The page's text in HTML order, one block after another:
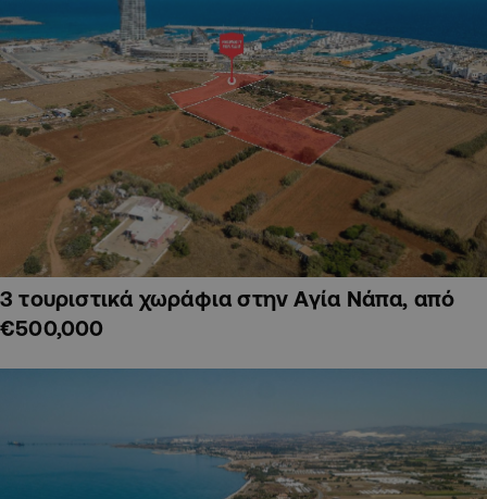
3 τουριστικά χωράφια στην Αγία Νάπα, από
€500,000